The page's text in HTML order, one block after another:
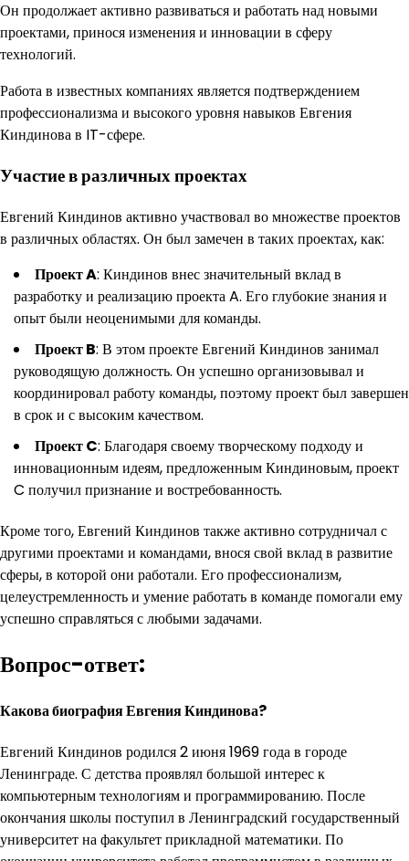
Он продолжает активно развиваться и работать над новыми
проектами, принося изменения и инновации в сферу
технологий.
Работа в известных компаниях является подтверждением
профессионализма и высокого уровня навыков Евгения
Киндинова в IT-сфере.
Участие в различных проектах
Евгений Киндинов активно участвовал во множестве проектов
в различных областях. Он был замечен в таких проектах, как:
Проект A: Киндинов внес значительный вклад в
разработку и реализацию проекта A. Его глубокие знания и
опыт были неоценимыми для команды.
Проект B: В этом проекте Евгений Киндинов занимал
руководящую должность. Он успешно организовывал и
координировал работу команды, поэтому проект был завершен
в срок и с высоким качеством.
Проект C: Благодаря своему творческому подходу и
инновационным идеям, предложенным Киндиновым, проект
C получил признание и востребованность.
Кроме того, Евгений Киндинов также активно сотрудничал с
другими проектами и командами, внося свой вклад в развитие
сферы, в которой они работали. Его профессионализм,
целеустремленность и умение работать в команде помогали ему
успешно справляться с любыми задачами.
Вопрос-ответ:
Какова биография Евгения Киндинова?
Евгений Киндинов родился 2 июня 1969 года в городе
Ленинграде. С детства проявлял большой интерес к
компьютерным технологиям и программированию. После
окончания школы поступил в Ленинградский государственный
университет на факультет прикладной математики. По